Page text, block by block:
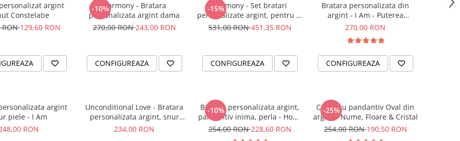
argint
Constelatie
RON129,60 RON
-10%Harmony - Bratara
personalizata argint dama
270,00 RON243,00 RON
CONFIGUREAZA
-15%
Harmony - Set bratari
personalizate argint, pentru el
si ea
531,00 RON451,35 RON
CONFIGUREAZA
Bratara personalizata din
argint - I Am - Puterea
intentiei la mana ta
270,00 RON
CONFIGUREAZA
argint
piele - I Am
RON
Unconditional Love - Bratara
personalizata argint, snur
impletit piele
234,00 RON
-10%
Bratara personalizata argint,
pandantiv inima, perla - Hope
& Faith
254,00 RON228,60 RON
-25%
Colier cu pandantiv Oval din
argint - Nume, Floare & Cristal
254,00 RON190,50 RON